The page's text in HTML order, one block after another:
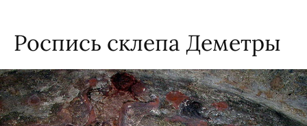
Роспись склепа Деметры